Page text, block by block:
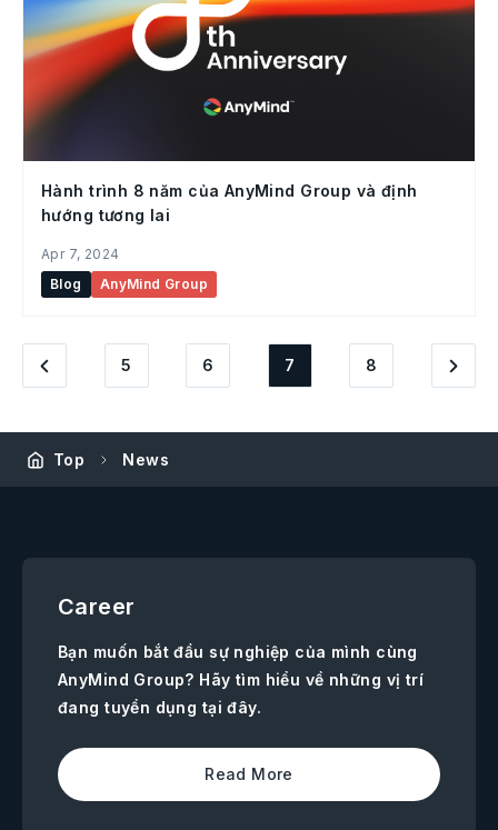
Hành trình 8 năm của AnyMind Group và định
hướng tương lai
Apr 7, 2024
Blog
AnyMind Group
5 6 7 8
Top News
Career
Bạn muốn bắt đầu sự nghiệp của mình cùng
AnyMind Group? Hãy tìm hiểu về những vị trí
đang tuyển dụng tại đây.
Read More